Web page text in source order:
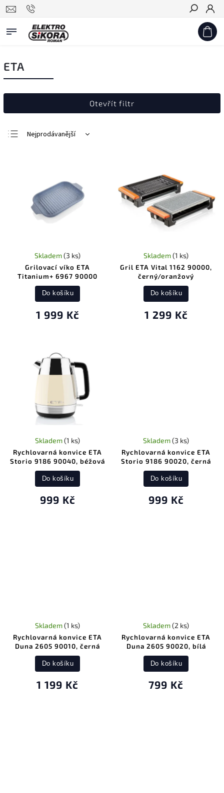
Hledat
ETA
Otevřít filtr
Nejprodávanější
Abecedně
Grilovací víko ETA
Titanium+ 6967 90000
Skladem(3 ks)
1 999 Kč
Do košíku
Gril ETA Vital 1162 90000,
černý/oranžový
Skladem(1 ks)
1 299 Kč
Do košíku
Rychlovarná konvice ETA
Storio 9186 90040, béžová
Skladem(1 ks)
999 Kč
Do košíku
Rychlovarná konvice ETA
Storio 9186 90020, černá
Skladem(3 ks)
999 Kč
Do košíku
Rychlovarná konvice ETA
Duna 2605 90010, černá
Skladem(1 ks)
1 199 Kč
Do košíku
Rychlovarná konvice ETA
Duna 2605 90020, bílá
Skladem(2 ks)
799 Kč
Do košíku